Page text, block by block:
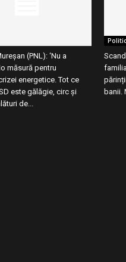
(PNL): ‘Nu a
măsură pentru
energetice. Tot ce
este gălăgie, circ şi
de...
banii.